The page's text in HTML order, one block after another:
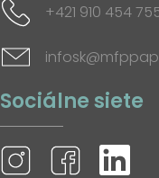
+421 910 454
Sociálne siete